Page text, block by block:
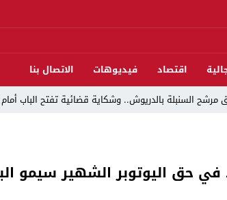
اقتصاد فيديوهات
الاتصال بنا
السنبلة بالدريوش.. وشكاية قضائية تفتح الباب
واليوم الوطني للمهاجر بحفل وطني بالناظور
في حق اليوتوبر الشهير سيمو